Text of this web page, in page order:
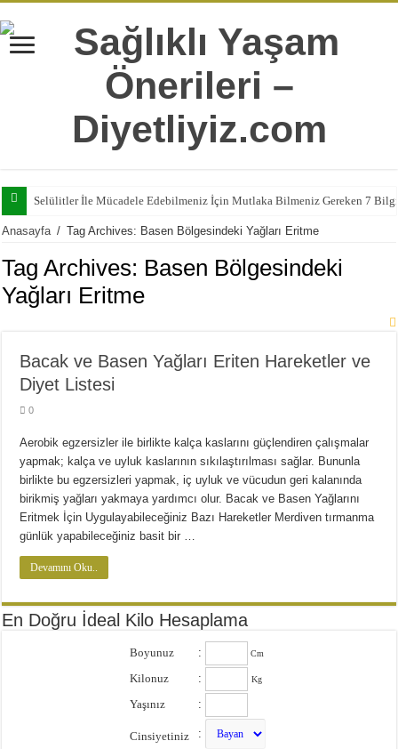
Selülitler İle Mücadele Edebilmeniz İçin Mutlaka Bilmeniz Gereken 7
Anasayfa / Tag Archives: Basen Bölgesindeki Yağları Eritme
Tag Archives: Basen Bölgesindeki
Yağları Eritme
Bacak ve Basen Yağları Eriten Hareketler ve
Diyet Listesi
0
Aerobik egzersizler ile birlikte kalça kaslarını güçlendiren çalışmalar
yapmak; kalça ve uyluk kaslarının sıkılaştırılması sağlar. Bununla
birlikte bu egzersizleri yapmak, iç uyluk ve vücudun geri kalanında
birikmiş yağları yakmaya yardımcı olur. Bacak ve Basen Yağlarını
Eritmek İçin Uygulayabileceğiniz Bazı Hareketler Merdiven tırmanma
günlük yapabileceğiniz basit bir …
Devamını Oku..
En Doğru İdeal Kilo Hesaplama
Boyunuz : Cm
Kilonuz : Kg
Yaşınız :
Cinsiyetiniz :